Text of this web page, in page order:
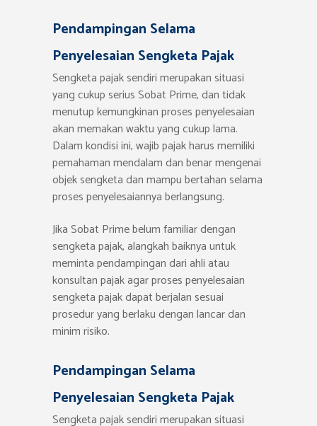
Pendampingan Selama
Penyelesaian Sengketa Pajak
Sengketa pajak sendiri merupakan situasi
yang cukup serius Sobat Prime, dan tidak
menutup kemungkinan proses penyelesaian
akan memakan waktu yang cukup lama.
Dalam kondisi ini, wajib pajak harus memiliki
pemahaman mendalam dan benar mengenai
objek sengketa dan mampu bertahan selama
proses penyelesaiannya berlangsung.
Jika Sobat Prime belum familiar dengan
sengketa pajak, alangkah baiknya untuk
meminta pendampingan dari ahli atau
konsultan pajak agar proses penyelesaian
sengketa pajak dapat berjalan sesuai
prosedur yang berlaku dengan lancar dan
minim risiko.
Pendampingan Selama
Penyelesaian Sengketa Pajak
Sengketa pajak sendiri merupakan situasi